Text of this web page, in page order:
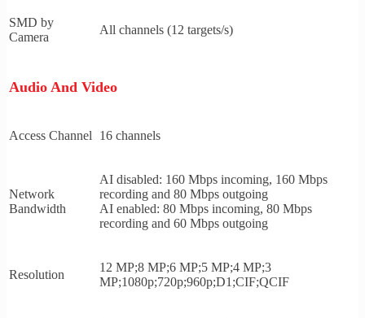
SMD by
Camera
All channels (12 targets/s)
Audio And Video
Access Channel 16 channels
Network
Bandwidth
AI disabled: 160 Mbps incoming, 160 Mbps
recording and 80 Mbps outgoing
AI enabled: 80 Mbps incoming, 80 Mbps
recording and 60 Mbps outgoing
Resolution
12 MP;8 MP;6 MP;5 MP;4 MP;3
MP;1080p;720p;960p;D1;CIF;QCIF